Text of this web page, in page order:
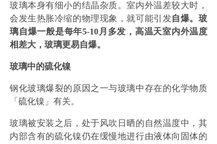
玻璃本身有细小的结晶杂质。室内外温差较大时，
会发生热胀冷缩的物理现象，就可能引发自爆。玻
璃自爆一般是每年5-10月多发，高温天室内外温度
相差大，玻璃更易自爆。
玻璃中的硫化镍
钢化玻璃爆裂的原因之一与玻璃中存在的化学物质
「硫化镍」有关。
玻璃被安装之后，处于风吹日晒的自然温度中，其
内部含有的硫化镍仍在缓慢地进行由液体向固体的